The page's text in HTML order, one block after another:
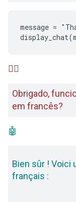
message =
🙋‍♂️
Obrigado,
em francês?
🤖
Bien sûr ! Voici
français :